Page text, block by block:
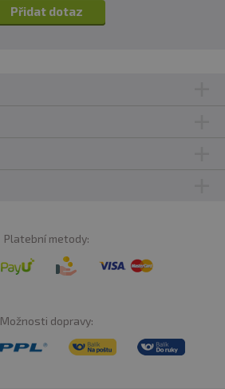
Přidat dotaz
Platební metody:
Možnosti dopravy: